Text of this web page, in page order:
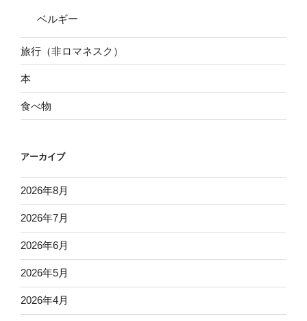
ベルギー
旅行（非ロマネスク）
本
食べ物
アーカイブ
2026年8月
2026年7月
2026年6月
2026年5月
2026年4月